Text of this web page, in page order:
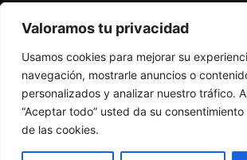
Valoramos tu privacidad
Usamos cookies para mejorar su
navegación, mostrarle anuncios o
personalizados y analizar nuestro tráfico.
“Aceptar todo” usted da su
de las cookies.
EaseUS Partition Master Professional All
v20.5.0 Build 202608010610, Crear y
fácil y rápido
EaseUS Todo Backup Home 2025 v16.3.1,
recuperación de archivos confiable